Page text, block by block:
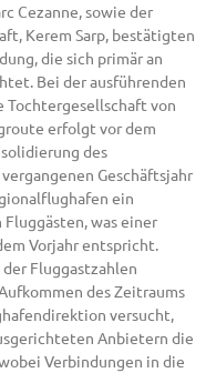
Cezanne, sowie der
Kerem Sarp, bestätigten
die sich primär an
Bei der ausführenden
Tochtergesellschaft von
erfolgt vor dem
des
Geschäftsjahr
ein
was einer
Vorjahr entspricht.
Fluggastzahlen
des Zeitraums
versucht,
Anbietern die
Verbindungen in die